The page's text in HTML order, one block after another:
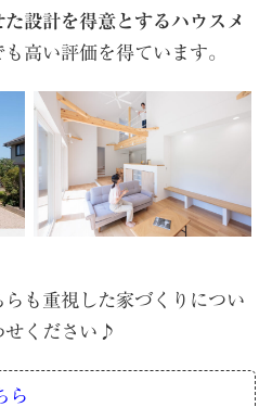
設計を得意とするハウスメ
高い評価を得ています。
も重視した家づくりについ
せください♪
ら